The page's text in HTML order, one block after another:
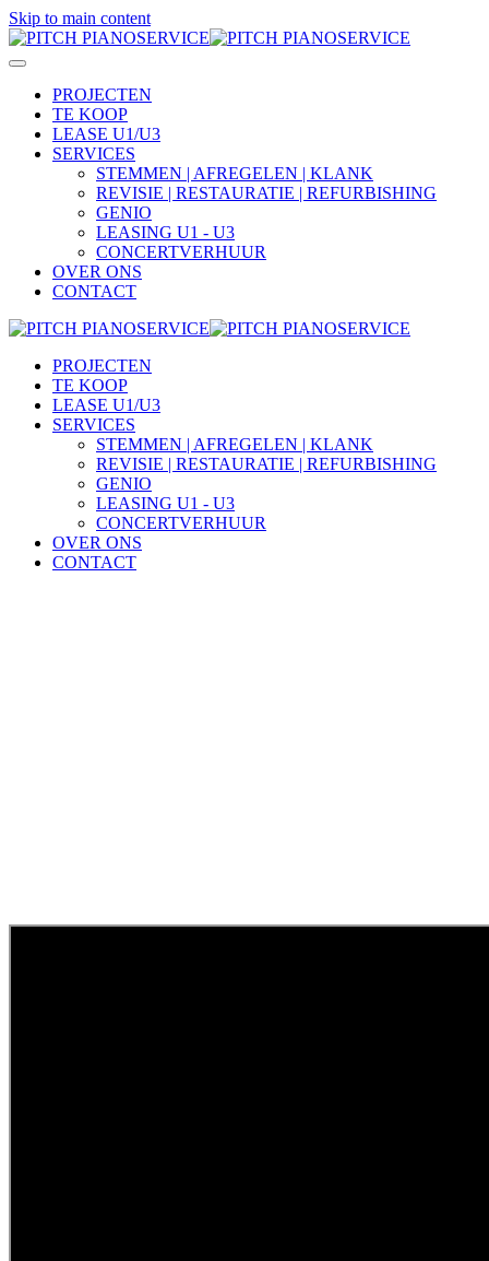
Skip to main content
PROJECTEN
TE KOOP
LEASE U1/U3
SERVICES
STEMMEN | AFREGELEN | KLANK
REVISIE | RESTAURATIE | REFURBISHING
GENIO
LEASING U1 - U3
CONCERTVERHUUR
OVER ONS
CONTACT
PROJECTEN
TE KOOP
LEASE U1/U3
SERVICES
STEMMEN | AFREGELEN | KLANK
REVISIE | RESTAURATIE | REFURBISHING
GENIO
LEASING U1 - U3
CONCERTVERHUUR
OVER ONS
CONTACT